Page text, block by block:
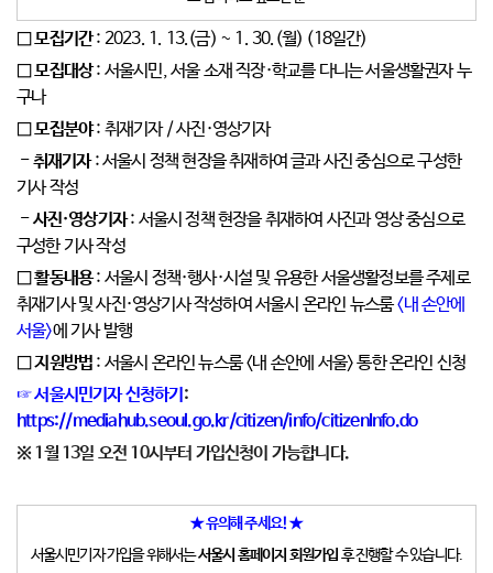
□ 모집기간: 2023. 1. 13.(금) ~ 1. 30.(월) (18일간)
□ 모집대상: 서울시민, 서울 소재 직장·학교를 다니는 서울생활권자 누
구나
□ 모집분야: 취재기자 / 사진·영상기자
- 취재기자: 서울시 정책 현장을 취재하여 글과 사진 중심으로 구성한
기사 작성
- 사진·영상기자: 서울시 정책 현장을 취재하여 사진과 영상 중심으로
구성한 기사 작성
□ 활동내용: 서울시 정책·행사·시설 및 유용한 서울생활정보를 주제로
취재기사 및 사진·영상기사 작성하여 서울시 온라인 뉴스룸<내 손안에
서울>에 기사 발행
□ 지원방법 : 서울시 온라인 뉴스룸 <내 손안에 서울> 통한 온라인 신청
☞서울시민기자 신청하기 :
https://mediahub.seoul.go.kr/citizen/info/citizenInfo.do
※1월 13일 오전 10시부터 가입신청이 가능합니다.
★ 유의해 주세요! ★
서울시민기자 가입을 위해서는서울시 홈페이지 회원가입 후진행할 수 있습니다.